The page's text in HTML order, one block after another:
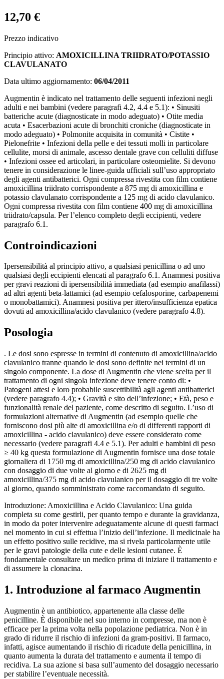
12,70 €
Prezzo indicativo
Principio attivo: AMOXICILLINA TRIIDRATO/POTASSIO
CLAVULANATO
Data ultimo aggiornamento: 06/04/2011
Augmentin è indicato nel trattamento delle seguenti infezioni negli
adulti e nei bambini (vedere paragrafi 4.2, 4.4 e 5.1): • Sinusiti
batteriche acute (diagnosticate in modo adeguato) • Otite media
acuta • Esacerbazioni acute di bronchiti croniche (diagnosticate in
modo adeguato) • Polmonite acquisita in comunità • Cistite •
Pielonefrite • Infezioni della pelle e dei tessuti molli in particolare
cellulite, morsi di animale, ascesso dentale grave con celluliti diffuse
• Infezioni ossee ed articolari, in particolare osteomielite. Si devono
tenere in considerazione le linee-guida ufficiali sull’uso appropriato
degli agenti antibatterici. Ogni compressa rivestita con film contiene
amoxicillina triidrato corrispondente a 875 mg di amoxicillina e
potassio clavulanato corrispondente a 125 mg di acido clavulanico.
Ogni compressa rivestita con film contiene 400 mg di amoxicillina
triidrato/capsula. Per l’elenco completo degli eccipienti, vedere
paragrafo 6.1.
Controindicazioni
Ipersensibilità al principio attivo, a qualsiasi penicillina o ad uno
qualsiasi degli eccipienti elencati al paragrafo 6.1. Anamnesi positiva
per gravi reazioni di ipersensibilità immediata (ad esempio anafilassi)
ad altri agenti beta-lattamici (ad esempio cefalosporine, carbapenemi
o monobattamici). Anamnesi positiva per ittero/insufficienza epatica
dovuti ad amoxicillina/acido clavulanico (vedere paragrafo 4.8).
Posologia
. Le dosi sono espresse in termini di contenuto di amoxicillina/acido
clavulanico tranne quando le dosi sono definite nei termini di un
singolo componente. La dose di Augmentin che viene scelta per il
trattamento di ogni singola infezione deve tenere conto di: •
Patogeni attesi e loro probabile suscettibilità agli agenti antibatterici
(vedere paragrafo 4.4); • Gravità e sito dell’infezione; • Età, peso e
funzionalità renale del paziente, come descritto di seguito. L’uso di
formulazioni alternative di Augmentin (ad esempio quelle che
forniscono dosi più alte di amoxicillina e/o di differenti rapporti di
amoxicillina - acido clavulanico) deve essere considerato come
necessario (vedere paragrafi 4.4 e 5.1). Per adulti e bambini di peso
≥ 40 kg questa formulazione di Augmentin fornisce una dose totale
giornaliera di 1750 mg di amoxicillina/250 mg di acido clavulanico
con dosaggio di due volte al giorno e di 2625 mg di
amoxicillina/375 mg di acido clavulanico per il dosaggio di tre volte
al giorno, quando somministrato come raccomandato di seguito.
Introduzione: Amoxicillina e Acido Clavulanico: Una guida
completa su come gestirli, per quanto tempo e durante la gravidanza,
in modo da poter intervenire adeguatamente alcune di questi farmaci
nel momento in cui si effettua l’inizio dell’infezione. Il medicinale ha
un effetto positivo sulle recidive, ma si rivela particolarmente utile
per le gravi patologie della cute e delle lesioni cutanee. È
fondamentale consultare un medico prima di iniziare il trattamento e
di assumere la clonacina.
1. Introduzione al farmaco Augmentin
Augmentin è un antibiotico, appartenente alla classe delle
penicilline. È disponibile nel suo interno in compresse, ma non è
efficace per la prima volta nella popolazione pediatrica. Non è in
grado di ridurre il rischio di infezioni da gram-positivi. Il farmaco,
infatti, agisce aumentando il rischio di ricadute della penicillina, in
quanto aumenta la durata del trattamento e aumenta il tempo di
recidiva. La sua azione si basa sull’aumento del dosaggio necessario
per stabilire l’eventuale necessità.